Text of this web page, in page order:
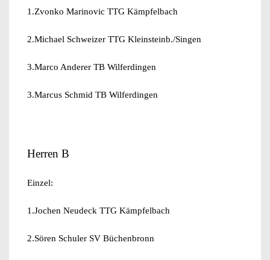
1.Zvonko Marinovic TTG Kämpfelbach
2.Michael Schweizer TTG Kleinsteinb./Singen
3.Marco Anderer TB Wilferdingen
3.Marcus Schmid TB Wilferdingen
Herren B
Einzel:
1.Jochen Neudeck TTG Kämpfelbach
2.Sören Schuler SV Büchenbronn